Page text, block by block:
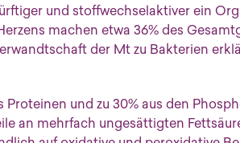
und stoffwechselaktiver ein
machen etwa 36% des
der Mt zu Bakterien
und zu 30% aus den
an mehrfach ungesättigten